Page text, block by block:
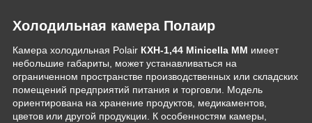
Холодильная камера Полаир
Камера холодильная Polair КХН-1,44 Minicella ММ имеет
небольшие габариты, может устанавливаться на
ограниченном пространстве производственных или складских
помещений предприятий питания и торговли. Модель
ориентирована на хранение продуктов, медикаментов,
цветов или другой продукции. К особенностям камеры,